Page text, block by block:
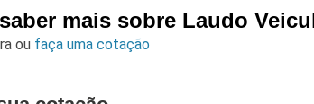
mais sobre Laudo
ou faça uma cotação